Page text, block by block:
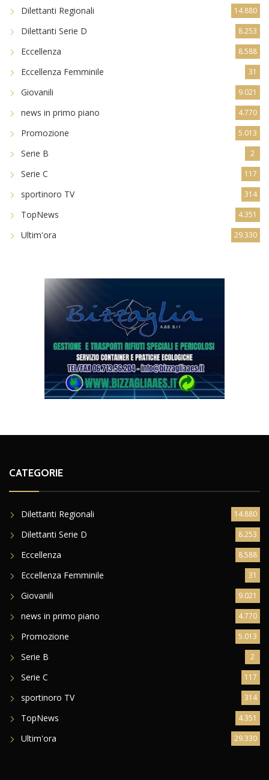
Dilettanti Regionali 14.880
Dilettanti Serie D 8.253
Eccellenza 8.588
Eccellenza Femminile 31
Giovanili 9.021
news in primo piano 4.770
Promozione 5.013
Serie B 2
Serie C 117
sportinoro TV 314
TopNews 4.351
Ultim'ora 29.330
CATEGORIE
Dilettanti Regionali 14.880
Dilettanti Serie D 8.253
Eccellenza 8.588
Eccellenza Femminile 31
Giovanili 9.021
news in primo piano 4.770
Promozione 5.013
Serie B 2
Serie C 117
sportinoro TV 314
TopNews 4.351
Ultim'ora 29.330